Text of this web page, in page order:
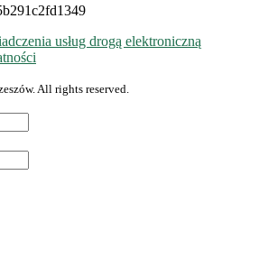
usług drogą elektroniczną
All rights reserved.